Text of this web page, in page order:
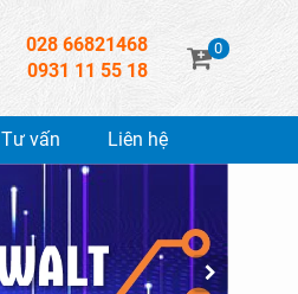
028 66821468
0931 11 55 18
0
Tư vấn Liên hệ